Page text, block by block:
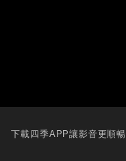
下載四季APP讓影音更順暢